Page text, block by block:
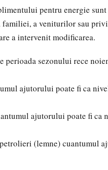
pentru energie
a veniturilor sau
a intervenit modificarea.
sezonului rece
ajutorului poate fi ca
ajutorului poate fi ca
(lemne) cuantumul